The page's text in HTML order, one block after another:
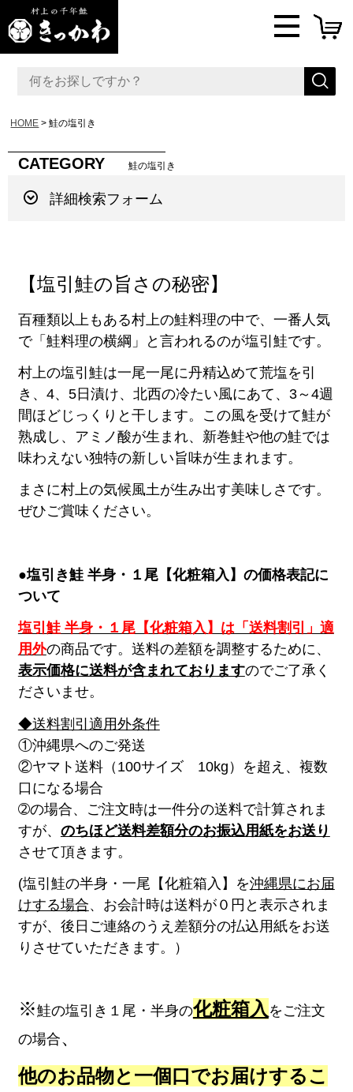
HOME 鮭の塩引き
CATEGORY 鮭の塩引き
詳細検索フォーム
【塩引鮭の旨さの秘密】
百種類以上もある村上の鮭料理の中で、一番人気
で「鮭料理の横綱」と言われるのが塩引鮭です。
村上の塩引鮭は一尾一尾に丹精込めて荒塩を引
き、4、5日漬け、北西の冷たい風にあて、3～4週
間ほどじっくりと干します。この風を受けて鮭が
熟成し、アミノ酸が生まれ、新巻鮭や他の鮭では
味わえない独特の新しい旨味が生まれます。
まさに村上の気候風土が生み出す美味しさです。
ぜひご賞味ください。
●塩引き鮭 半身・１尾【化粧箱入】の価格表記に
ついて
塩引鮭 半身・１尾【化粧箱入】は「送料割引」適
用外の商品です。送料の差額を調整するために、
表示価格に送料が含まれておりますのでご了承く
ださいませ。
◆送料割引適用外条件
①沖縄県へのご発送
②ヤマト送料（100サイズ 10kg）を超え、複数
口になる場合
➁の場合、ご注文時は一件分の送料で計算されま
すが、 のちほど送料差額分のお振込用紙をお送り
させて頂きます。
(塩引鮭の半身・一尾【化粧箱入】を沖縄県にお届
けする場合、お会計時は送料が０円と表示されま
すが、後日ご連絡のうえ差額分の払込用紙をお送
りさせていただきます。）
※鮭の塩引き１尾・半身の化粧箱入 をご注文
の場合、
他のお品物と一個口でお届けするこ